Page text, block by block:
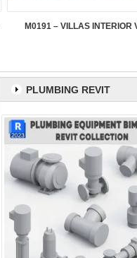
M0191 – VILLAS INTERIOR
PLUMBING REVIT